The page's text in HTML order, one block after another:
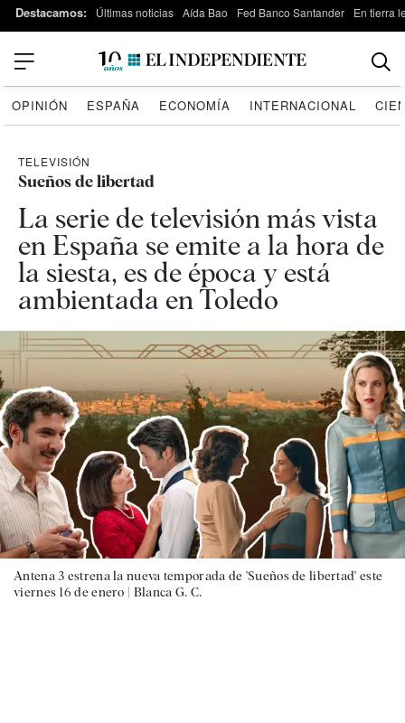
Destacamos: Últimas noticias Aída Bao Fed Banco Santander En tierra
OPINIÓN ESPAÑA ECONOMÍA INTERNACIONAL
TELEVISIÓN
Sueños de libertad
La serie de televisión más vista
en España se emite a la hora de
la siesta, es de época y está
ambientada en Toledo
Antena 3 estrena la nueva temporada de 'Sueños de libertad' este
viernes 16 de enero | Blanca G. C.